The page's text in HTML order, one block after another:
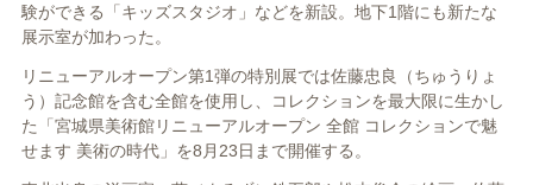
験ができる「キッズスタジオ」などを新設。地下1階にも新たな
展示室が加わった。
リニューアルオープン第1弾の特別展では佐藤忠良（ちゅうりょ
う）記念館を含む全館を使用し、コレクションを最大限に生かし
た「宮城県美術館リニューアルオープン 全館 コレクションで魅
せます 美術の時代」を8月23日まで開催する。